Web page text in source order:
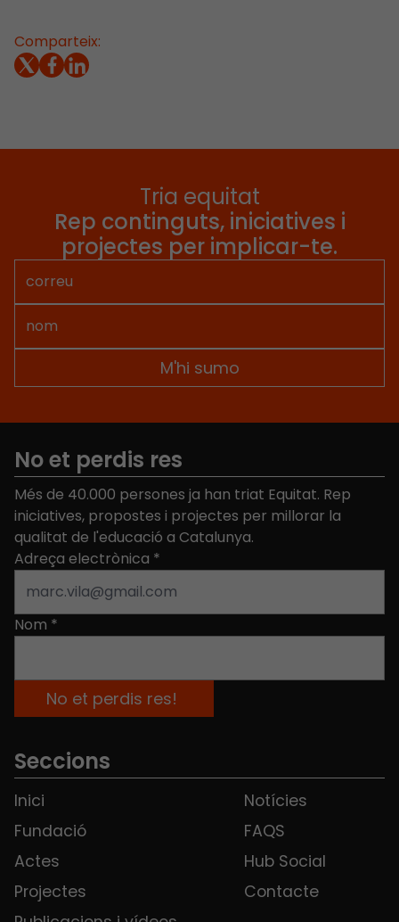
Comparteix:
Tria equitat
Rep continguts, iniciatives i
projectes per implicar-te.
No et perdis res
Més de 40.000 persones ja han triat Equitat. Rep
iniciatives, propostes i projectes per millorar la
qualitat de l'educació a Catalunya.
Adreça electrònica *
Nom *
Seccions
Inici
Fundació
Actes
Projectes
Notícies
FAQS
Hub Social
Contacte